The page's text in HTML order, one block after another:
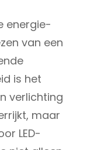
energie-
van een
is het
verlichting
maar
LED-